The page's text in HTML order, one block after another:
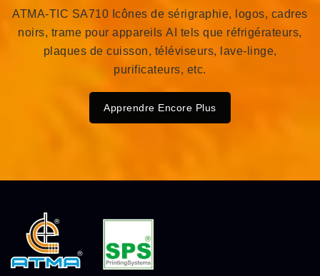
ATMA-TIC SA710 Icônes de sérigraphie, logos, cadres
noirs, trame pour appareils AI tels que réfrigérateurs,
plaques de cuisson, téléviseurs, lave-linge,
purificateurs, etc.
Apprendre Encore Plus